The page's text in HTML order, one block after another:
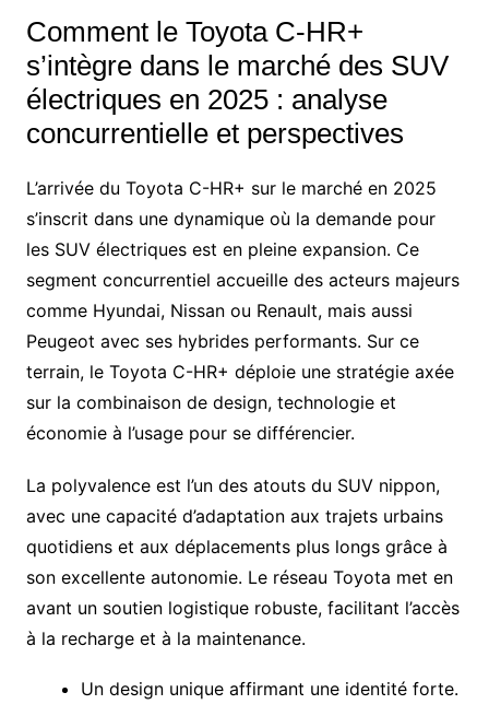
Comment le Toyota C-HR+
s’intègre dans le marché des SUV
électriques en 2025 : analyse
concurrentielle et perspectives
L’arrivée du Toyota C-HR+ sur le marché en 2025
s’inscrit dans une dynamique où la demande pour
les SUV électriques est en pleine expansion. Ce
segment concurrentiel accueille des acteurs majeurs
comme Hyundai, Nissan ou Renault, mais aussi
Peugeot avec ses hybrides performants. Sur ce
terrain, le Toyota C-HR+ déploie une stratégie axée
sur la combinaison de design, technologie et
économie à l’usage pour se différencier.
La polyvalence est l’un des atouts du SUV nippon,
avec une capacité d’adaptation aux trajets urbains
quotidiens et aux déplacements plus longs grâce à
son excellente autonomie. Le réseau Toyota met en
avant un soutien logistique robuste, facilitant l’accès
à la recharge et à la maintenance.
Un design unique affirmant une identité forte.